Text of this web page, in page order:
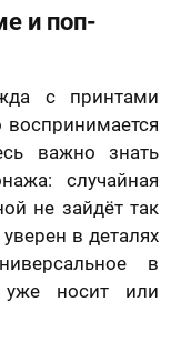
и поп-
с принтами
важно знать
случайная
не зайдёт так
в деталях
в
уже носит или